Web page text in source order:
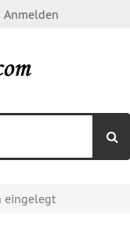
Anmelden
eingelegt